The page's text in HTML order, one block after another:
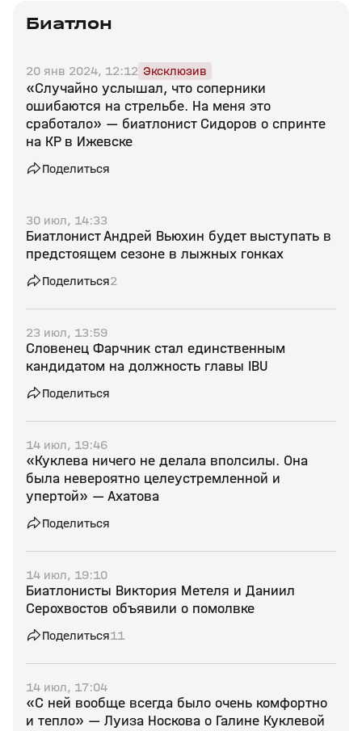
Биатлон
20 янв 2024, 12:12 Эксклюзив
«Случайно услышал, что соперники
ошибаются на стрельбе. На меня это
сработало» — биатлонист Сидоров о спринте
на КР в Ижевске
Поделиться
30 июл, 14:33
Биатлонист Андрей Вьюхин будет выступать в
предстоящем сезоне в лыжных гонках
Поделиться2
23 июл, 13:59
Словенец Фарчник стал единственным
кандидатом на должность главы IBU
Поделиться
14 июл, 19:46
«Куклева ничего не делала вполсилы. Она
была невероятно целеустремленной и
упертой» — Ахатова
Поделиться
14 июл, 19:10
Биатлонисты Виктория Метеля и Даниил
Серохвостов объявили о помолвке
Поделиться11
14 июл, 17:04
«С ней вообще всегда было очень комфортно
и тепло» — Луиза Носкова о Галине Куклевой